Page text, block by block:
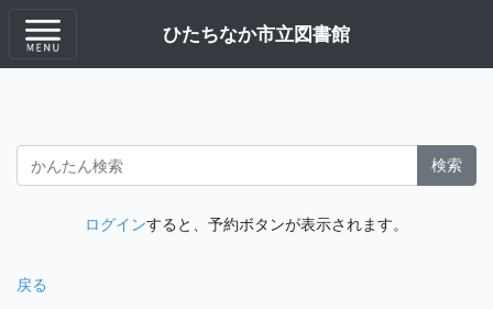
ひたちなか市立図書館
検索
ログインすると、予約ボタンが表示されます。
戻る